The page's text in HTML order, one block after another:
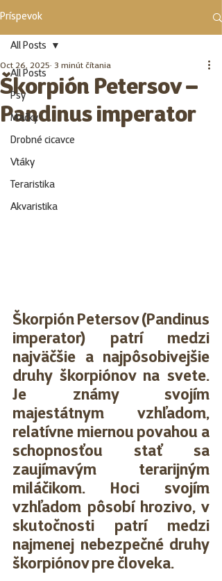
Príspevok
All Posts
Psy
Mačky
Drobné cicavce
Vtáky
Teraristika
Akvaristika
All Posts
Škorpión Petersov –
Pandinus imperator
Oct 26, 2025 3 minút čítania
Škorpión Petersov (Pandinus
imperator) patrí medzi
najväčšie a najpôsobivejšie
druhy škorpiónov na svete.
Je známy svojím
majestátnym vzhľadom,
relatívne miernou povahou a
schopnosťou stať sa
zaujímavým terarijným
miláčikom. Hoci svojím
vzhľadom pôsobí hrozivo, v
skutočnosti patrí medzi
najmenej nebezpečné druhy
škorpiónov pre človeka.